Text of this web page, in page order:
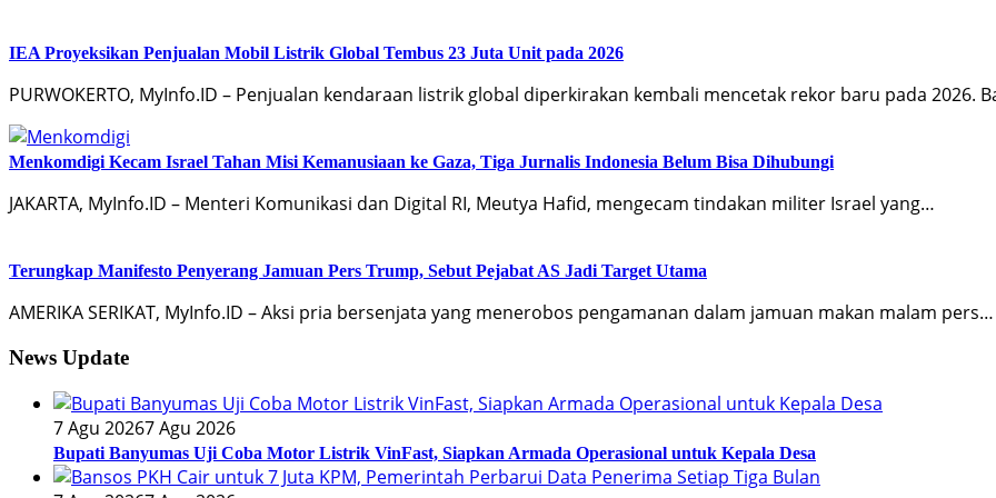
IEA Proyeksikan Penjualan Mobil Listrik Global Tembus 23 Juta Unit pada 2026
PURWOKERTO, MyInfo.ID – Penjualan kendaraan listrik global diperkirakan kembali mencetak rekor baru pada 2026.
Menkomdigi Kecam Israel Tahan Misi Kemanusiaan ke Gaza, Tiga Jurnalis Indonesia Belum Bisa Dihubungi
JAKARTA, MyInfo.ID – Menteri Komunikasi dan Digital RI, Meutya Hafid, mengecam tindakan militer Israel yang…
Terungkap Manifesto Penyerang Jamuan Pers Trump, Sebut Pejabat AS Jadi Target Utama
AMERIKA SERIKAT, MyInfo.ID – Aksi pria bersenjata yang menerobos pengamanan dalam jamuan makan malam pers…
News Update
7 Agu 20267 Agu 2026
Bupati Banyumas Uji Coba Motor Listrik VinFast, Siapkan Armada Operasional untuk Kepala Desa